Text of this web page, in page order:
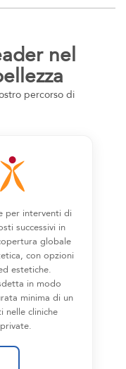
nel
percorso di
per interventi di
successivi in
globale
con opzioni
estetiche.
in modo
minima di un
nelle cliniche